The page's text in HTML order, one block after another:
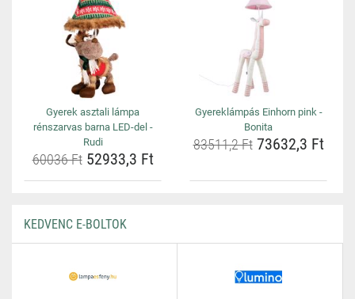
Gyerek asztali lámpa
rénszarvas barna LED-del -
Rudi
60036 Ft52933,3 Ft
Gyereklámpás Einhorn pink -
Bonita
83511,2 Ft73632,3 Ft
KEDVENC E-BOLTOK